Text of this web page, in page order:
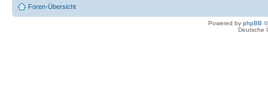
Foren-Übersicht
Powered by phpBB
Deutsche